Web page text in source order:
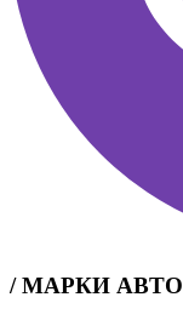
/ МАРКИ АВТО